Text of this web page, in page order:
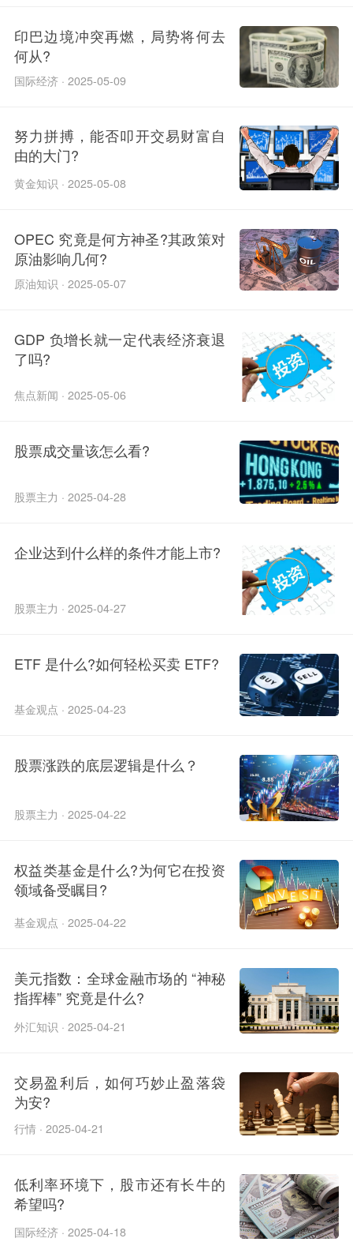
印巴边境冲突再燃，局势将何去
何从?
国际经济 · 2025-05-09
努力拼搏，能否叩开交易财富自
由的大门?
黄金知识 · 2025-05-08
OPEC 究竟是何方神圣?其政策对
原油影响几何?
原油知识 · 2025-05-07
GDP 负增长就一定代表经济衰退
了吗?
焦点新闻 · 2025-05-06
股票成交量该怎么看?
股票主力 · 2025-04-28
企业达到什么样的条件才能上市?
股票主力 · 2025-04-27
ETF 是什么?如何轻松买卖 ETF?
基金观点 · 2025-04-23
股票涨跌的底层逻辑是什么？
股票主力 · 2025-04-22
权益类基金是什么?为何它在投资
领域备受瞩目?
基金观点 · 2025-04-22
美元指数：全球金融市场的 “神秘
指挥棒” 究竟是什么?
外汇知识 · 2025-04-21
交易盈利后，如何巧妙止盈落袋
为安?
行情 · 2025-04-21
低利率环境下，股市还有长牛的
希望吗?
国际经济 · 2025-04-18